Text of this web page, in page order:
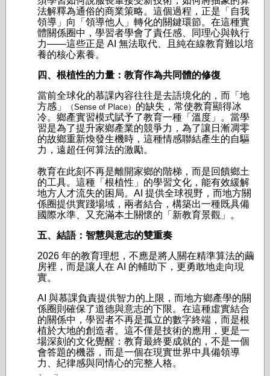
法解釋為通俗的商業策略。這個過程，正是「自我
領導」向「領導他人」轉化的關鍵環節。在這種實
體關係圈中，學習者學會了責任感、同理心與執行
力——這些正是 AI 無法取代、且純在線教育難以培
養的核心素養。
四、根植性的力量：教育作為共同體的修復
當前全球化的慕課內容往往是去語境化的，而「地
方感」
（Sense of Place） 的缺失，常使教育顯得冰
冷。鄉產實習模式賦予了教育一種「溫度」。當學
習是為了提升家鄉產業的競爭力，為了讓日漸凋零
的故鄉重新煥發生機時，這種情感聯結產生的自驅
力，遠超任何算法的激勵。
教育在此刻不再是離開家鄉的階梯，而是回饋鄉土
的工具。這種「根植性」的學習文化，能有效緩解
地方人才流失的困局。AI 提供全球視野，而地方關
係圈提供實踐場域，兩者結合，構築出一種既具備
國際水準、又充滿本土關懷的「新教育景觀」。
五、結語：智慧與意志的雙重奏
2026 年的教育理想，不應是將人關在精準算法的繭
房裡，而是讓人在 AI 的輔助下，更勇敢地走向現
實。
AI 與慕課負責提供智力的上限，而地方鄉產學的關
係圈則確保了道德與意志的下限。在這種虛實結合
的關係中，學習者不再是孤立的數字終端，而是根
植於大地的創造者。這不僅是技術的應用，更是一
場深刻的文化覺醒：教育最終要成就的，不是一個
會答題的機器，而是一個在現實世界中具備領導
力、紀律感與同情心的完整人格。